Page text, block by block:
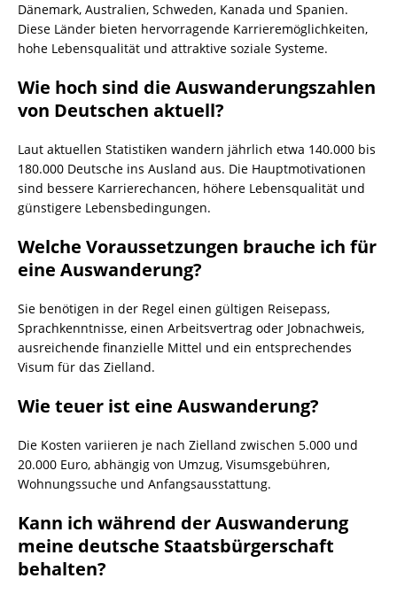
Dänemark, Australien, Schweden, Kanada und Spanien.
Diese Länder bieten hervorragende Karrieremöglichkeiten,
hohe Lebensqualität und attraktive soziale Systeme.
Wie hoch sind die Auswanderungszahlen
von Deutschen aktuell?
Laut aktuellen Statistiken wandern jährlich etwa 140.000 bis
180.000 Deutsche ins Ausland aus. Die Hauptmotivationen
sind bessere Karrierechancen, höhere Lebensqualität und
günstigere Lebensbedingungen.
Welche Voraussetzungen brauche ich für
eine Auswanderung?
Sie benötigen in der Regel einen gültigen Reisepass,
Sprachkenntnisse, einen Arbeitsvertrag oder Jobnachweis,
ausreichende finanzielle Mittel und ein entsprechendes
Visum für das Zielland.
Wie teuer ist eine Auswanderung?
Die Kosten variieren je nach Zielland zwischen 5.000 und
20.000 Euro, abhängig von Umzug, Visumsgebühren,
Wohnungssuche und Anfangsausstattung.
Kann ich während der Auswanderung
meine deutsche Staatsbürgerschaft
behalten?